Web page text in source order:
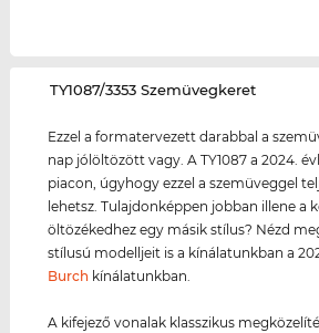
‌TY1087/3353 Szemüvegkeret
Ezzel a formatervezett darabbal a
nap jólöltözött vagy. A TY1087 a 2024.
piacon, úgyhogy ezzel a szemüveggel
lehetsz. Tulajdonképpen jobban illene a
öltözékedhez egy másik stílus? Nézd
stílusú modelljeit is a kínálatunkban a
Burch kínálatunkban.
A kifejező vonalak klasszikus